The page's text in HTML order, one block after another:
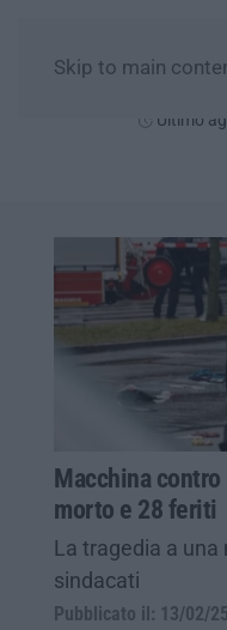
Skip to main
Ultimo
Macchina
morto e 28 feriti
La tragedia a
sindacati
Pubblicato il: 13/02/